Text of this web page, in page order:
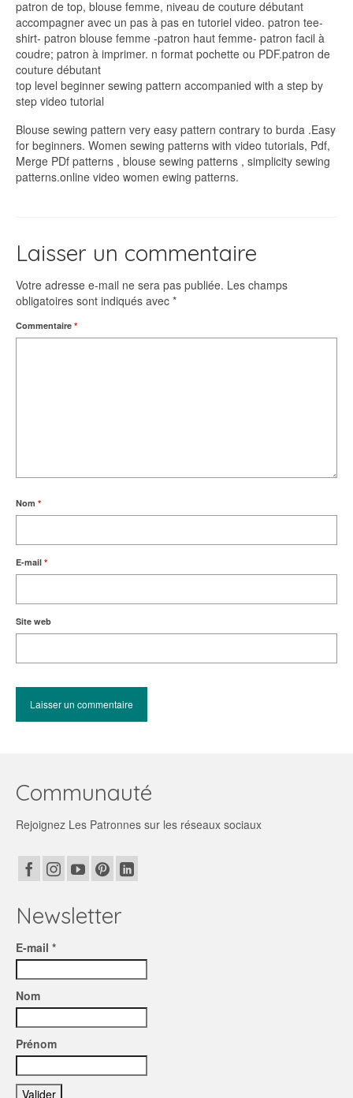
patron de top, blouse femme, niveau de couture débutant
accompagner avec un pas à pas en tutoriel video. patron tee-
shirt- patron blouse femme -patron haut femme- patron facil à
coudre; patron à imprimer. n format pochette ou PDF.patron de
couture débutant
top level beginner sewing pattern accompanied with a step by
step video tutorial
Blouse sewing pattern very easy pattern contrary to burda .Easy
for beginners. Women sewing patterns with video tutorials, Pdf,
Merge PDf patterns , blouse sewing patterns , simplicity sewing
patterns.online video women ewing patterns.
Laisser un commentaire
Votre adresse e-mail ne sera pas publiée. Les champs
obligatoires sont indiqués avec *
Commentaire *
Nom *
E-mail *
Site web
Communauté
Rejoignez Les Patronnes sur les réseaux sociaux
Newsletter
E-mail *
Nom
Prénom